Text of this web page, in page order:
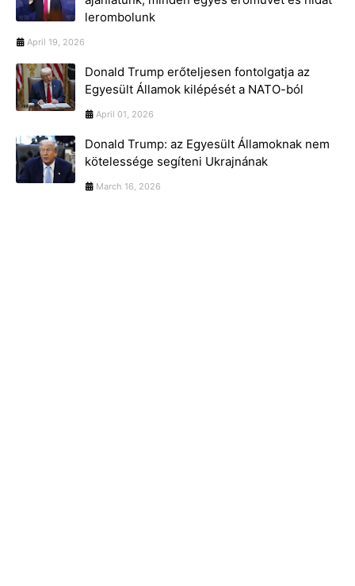
lerombolunk
April 19, 2026
Donald Trump erőteljesen fontolgatja az
Egyesült Államok kilépését a NATO-ból
April 01, 2026
Donald Trump: az Egyesült Államoknak nem
kötelessége segíteni Ukrajnának
March 16, 2026